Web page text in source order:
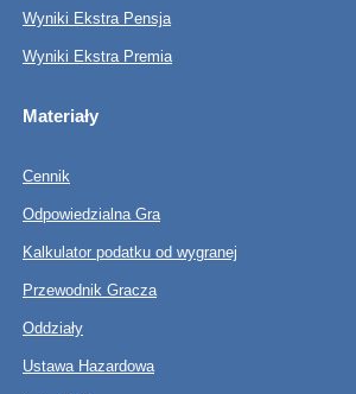
Wyniki Ekstra Pensja
Wyniki Ekstra Premia
Materiały
Cennik
Odpowiedzialna Gra
Kalkulator podatku od wygranej
Przewodnik Gracza
Oddziały
Ustawa Hazardowa